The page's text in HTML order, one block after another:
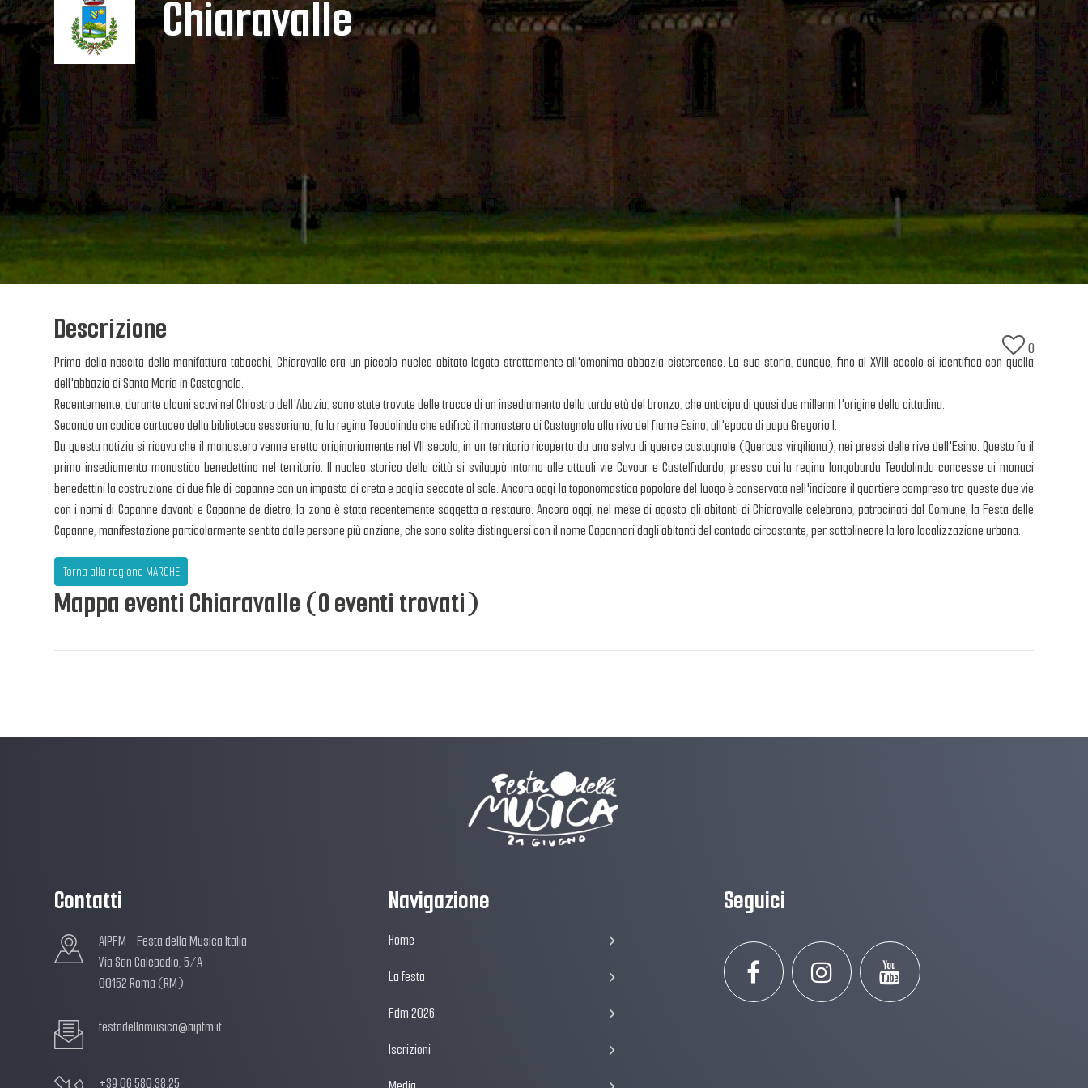
Chiaravalle
Descrizione
0
Prima della nascita della manifattura tabacchi, Chiaravalle era un piccolo nucleo abitato legato strettamente all'omonima abbazia cistercense. La sua storia, dunque, fino al XVIII secolo si identifica con quella
dell'abbazia di Santa Maria in Castagnola.
Recentemente, durante alcuni scavi nel Chiostro dell'Abazia, sono state trovate delle tracce di un insediamento della tarda età del bronzo, che anticipa di quasi due millenni l'origine della cittadina.
Secondo un codice cartaceo della biblioteca sessoriana, fu la regina Teodolinda che edificò il monastero di Castagnola alla riva del fiume Esino, all'epoca di papa Gregorio I.
Da questa notizia si ricava che il monastero venne eretto originariamente nel VII secolo, in un territorio ricoperto da una selva di querce castagnole (Quercus virgiliana), nei pressi delle rive dell'Esino. Questo fu il
primo insediamento monastico benedettino nel territorio. Il nucleo storico della città si sviluppò intorno alle attuali vie Cavour e Castelfidardo, presso cui la regina longobarda Teodolinda concesse ai monaci
benedettini la costruzione di due file di capanne con un impasto di creta e paglia seccate al sole. Ancora oggi la toponomastica popolare del luogo è conservata nell'indicare il quartiere compreso tra queste due vie
con i nomi di Capanne davanti e Capanne de dietro, la zona è stata recentemente soggetta a restauro. Ancora oggi, nel mese di agosto gli abitanti di Chiaravalle celebrano, patrocinati dal Comune, la Festa delle
Capanne, manifestazione particolarmente sentita dalle persone più anziane, che sono solite distinguersi con il nome Capannari dagli abitanti del contado circostante, per sottolineare la loro localizzazione urbana.
Torna alla regione MARCHE
Mappa eventi Chiaravalle (0 eventi trovati)
Contatti
AIPFM - Festa della Musica Italia
Via San Calepodio, 5/A
00152 Roma (RM)
festadellamusica@aipfm.it
+39 06 580.38.25
Navigazione
Home
La festa
Fdm 2026
Iscrizioni
Seguici